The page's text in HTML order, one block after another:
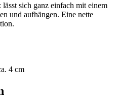
sich ganz einfach mit einem
und aufhängen. Eine nette
4 cm